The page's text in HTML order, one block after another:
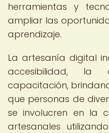
herramientas y
ampliar las
aprendizaje.
La artesanía digital
accesibilidad, la
capacitación,
que personas de
se involucren en la
artesanales